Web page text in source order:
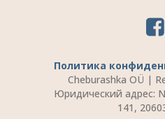
Политика
Cheburashka OÜ |
Юридический адрес:
141,